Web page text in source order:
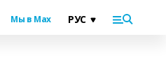
Мы в Max